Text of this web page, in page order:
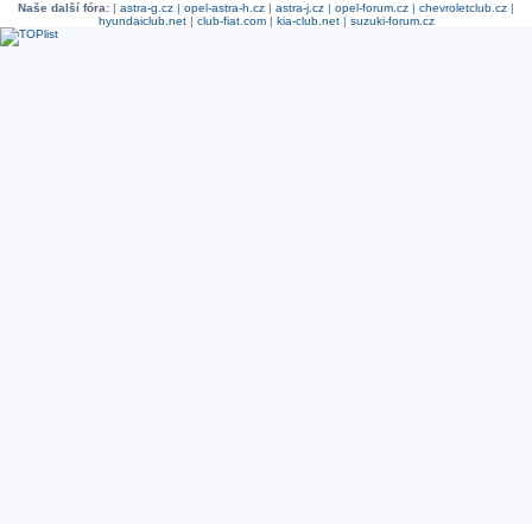
Naše další fóra: | astra-g.cz | opel-astra-h.cz | astra-j.cz | opel-forum.cz | chevroletclub.cz |
hyundaiclub.net| club-fiat.com| kia-club.net| suzuki-forum.cz